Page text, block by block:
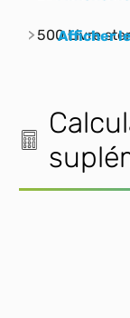
500 Livre
Afficher